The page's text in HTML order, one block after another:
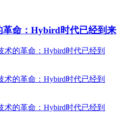
革命：Hybird时代已经到来